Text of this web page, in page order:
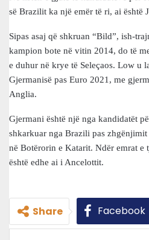
së Brazilit ka një emër të ri, ai është
Sipas asaj që shkruan “Bild”, ish-
kampion bote në vitin 2014, do të
e duhur në krye të Seleçaos. Low u
Gjermanisë pas Euro 2021, me
Anglia.
Gjermani është një nga kandidatët
shkarkuar nga Brazili pas
në Botërorin e Katarit. Ndër emrat e
është edhe ai i Ancelottit.
Share Facebook